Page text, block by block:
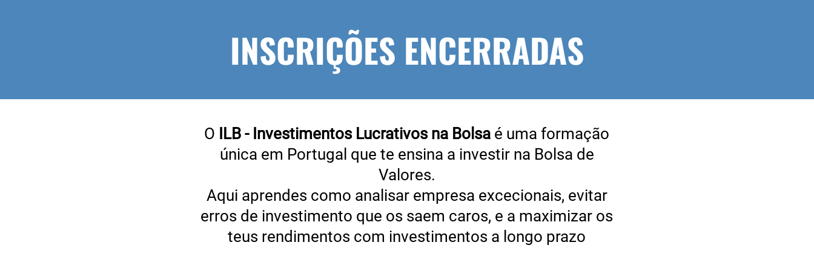
INSCRIÇÕES ENCERRADAS
O ILB - Investimentos Lucrativos na Bolsa é uma formação
única em Portugal que te ensina a investir na Bolsa de
Valores.
Aqui aprendes como analisar empresa excecionais, evitar
erros de investimento que os saem caros, e a maximizar os
teus rendimentos com investimentos a longo prazo